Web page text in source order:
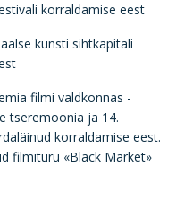
korraldamise eest
kunsti sihtkapitali
filmi valdkonnas -
tseremoonia ja 14.
korraldamise eest.
filmituru «Black Market»